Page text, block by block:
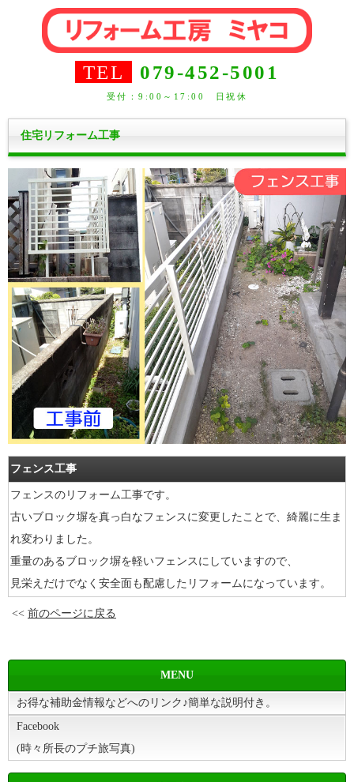
TEL 079-452-5001
受付：9:00～17:00 日祝休
住宅リフォーム工事
フェンス工事
フェンスのリフォーム工事です。
古いブロック塀を真っ白なフェンスに変更したことで、綺麗に生ま
れ変わりました。
重量のあるブロック塀を軽いフェンスにしていますので、
見栄えだけでなく安全面も配慮したリフォームになっています。
<< 前のページに戻る
MENU
お得な補助金情報などへのリンク♪簡単な説明付き。
Facebook
(時々所長のプチ旅写真)